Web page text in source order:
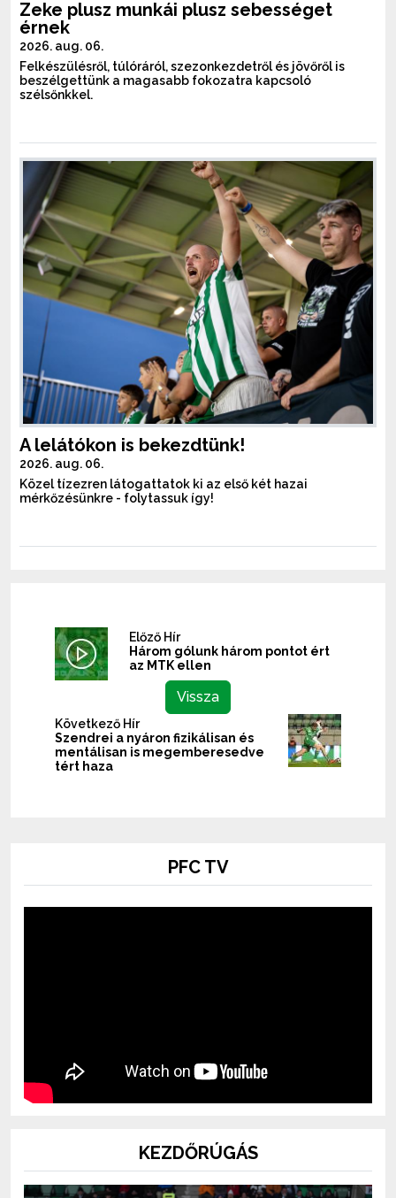
Zeke plusz munkái plusz sebességet
érnek
2026. aug. 06.
Felkészülésről, túlóráról, szezonkezdetről és jövőről is
beszélgettünk a magasabb fokozatra kapcsoló
szélsőnkkel.
A lelátókon is bekezdtünk!
2026. aug. 06.
Közel tízezren látogattatok ki az első két hazai
mérkőzésünkre - folytassuk így!
Előző Hír
Három gólunk három pontot ért
az MTK ellen
Vissza
Következő Hír
Szendrei a nyáron fizikálisan és
mentálisan is megemberesedve
tért haza
PFC TV
KEZDŐRÚGÁS